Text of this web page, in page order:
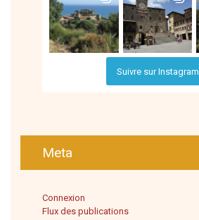
Suivre sur Instagram
Meta
Connexion
Flux des publications